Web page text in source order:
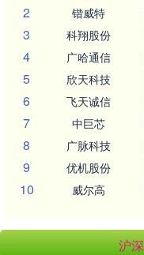
2 锴威特
3 科翔股份
4 广哈通信
5 欣天科技
6 飞天诚信
7 中巨芯
8 广脉科技
9 优机股份
10 威尔高
沪